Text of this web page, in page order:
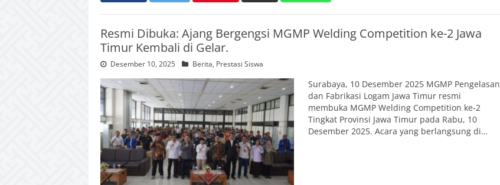
Resmi Dibuka: Ajang Bergengsi MGMP Welding Competition ke-2 Jawa
Timur Kembali di Gelar.
Desember 10, 2025 Berita, Prestasi Siswa
Surabaya, 10 Desember 2025 MGMP Pengelasan
dan Fabrikasi Logam Jawa Timur resmi
membuka MGMP Welding Competition ke-2
Tingkat Provinsi Jawa Timur pada Rabu, 10
Desember 2025. Acara yang berlangsung di…